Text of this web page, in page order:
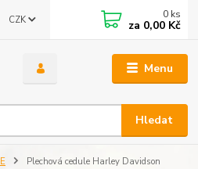
Menu
CZK
Hledat
0 ks
za 0,00 Kč
Plechová cedule Harley Davidson